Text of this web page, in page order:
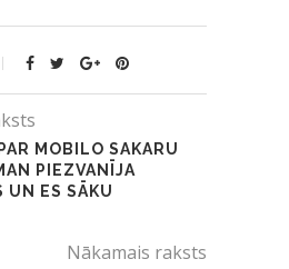
MOBILO SAKARU
PIEZVANĪJA
UN ES SĀKU
Nākamais raksts